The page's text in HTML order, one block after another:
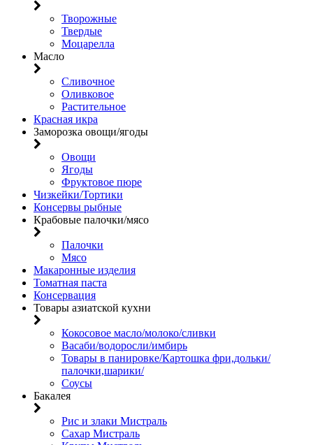
Творожные
Твердые
Моцарелла
Масло
Сливочное
Оливковое
Растительное
Красная икра
Заморозка овощи/ягоды
Овощи
Ягоды
Фруктовое пюре
Чизкейки/Тортики
Консервы рыбные
Крабовые палочки/мясо
Палочки
Мясо
Макаронные изделия
Томатная паста
Консервация
Товары азиатской кухни
Кокосовое масло/молоко/сливки
Васаби/водоросли/имбирь
Товары в панировке/Картошка фри,дольки/
палочки,шарики/
Соусы
Бакалея
Рис и злаки Мистраль
Сахар Мистраль